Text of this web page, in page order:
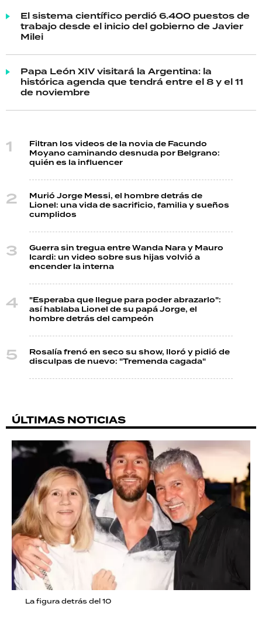
El sistema científico perdió 6.400 puestos de
trabajo desde el inicio del gobierno de Javier
Milei
Papa León XIV visitará la Argentina: la
histórica agenda que tendrá entre el 8 y el 11
de noviembre
Filtran los videos de la novia de Facundo
Moyano caminando desnuda por Belgrano:
quién es la influencer
Murió Jorge Messi, el hombre detrás de
Lionel: una vida de sacrificio, familia y sueños
cumplidos
Guerra sin tregua entre Wanda Nara y Mauro
Icardi: un video sobre sus hijas volvió a
encender la interna
"Esperaba que llegue para poder abrazarlo":
así hablaba Lionel de su papá Jorge, el
hombre detrás del campeón
Rosalía frenó en seco su show, lloró y pidió de
disculpas de nuevo: "Tremenda cagada"
ÚLTIMAS NOTICIAS
La figura detrás del 10